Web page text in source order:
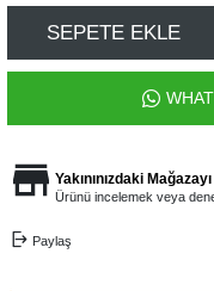
SEPETE EKLE
Yakınınızdaki
Ürünü incelemek veya
Paylaş